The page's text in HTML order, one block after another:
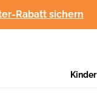
Rabatt sichern
Kinder